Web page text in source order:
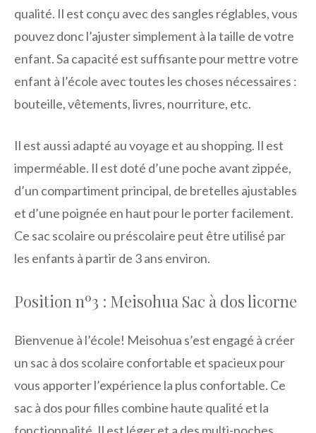
qualité. Il est conçu avec des sangles réglables, vous
pouvez donc l’ajuster simplement à la taille de votre
enfant. Sa capacité est suffisante pour mettre votre
enfant à l’école avec toutes les choses nécessaires :
bouteille, vêtements, livres, nourriture, etc.
Il est aussi adapté au voyage et au shopping. Il est
imperméable. Il est doté d’une poche avant zippée,
d’un compartiment principal, de bretelles ajustables
et d’une poignée en haut pour le porter facilement.
Ce sac scolaire ou préscolaire peut être utilisé par
les enfants à partir de 3 ans environ.
Position nº3 : Meisohua Sac à dos licorne
Bienvenue à l’école! Meisohua s’est engagé à créer
un sac à dos scolaire confortable et spacieux pour
vous apporter l’expérience la plus confortable. Ce
sac à dos pour filles combine haute qualité et la